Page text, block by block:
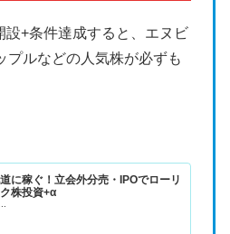
設+条件達成すると、エヌビ
プルなどの人気株が必ずも
に稼ぐ！立会外分売・IPOでローリ
株投資+α